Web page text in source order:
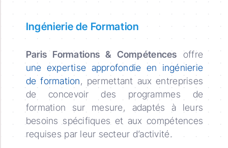
Ingénierie de Formation
Paris Formations & Compétences offre
une expertise approfondie en ingénierie
de formation, permettant aux entreprises
de concevoir des programmes de
formation sur mesure, adaptés à leurs
besoins spécifiques et aux compétences
requises par leur secteur d’activité.